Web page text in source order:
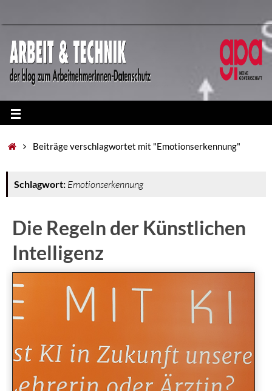
Beiträge verschlagwortet mit "Emotionserkennung"
Schlagwort: Emotionserkennung
Die Regeln der Künstlichen
Intelligenz